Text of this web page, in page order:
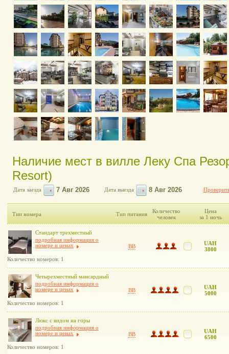
Наличие мест в вилле Леку Спа
Resort)
Дата заезда Дата выезда
Тип номера Тип питания
Количество
человек
Цена
за 1 ночь
Стандарт трехместный
подробная информация о
номере и ценах
Количество номеров: 1
BB
UAH
3800
Четырехместный мансардный
подробная информация о
номере и ценах
Количество номеров: 1
BB
UAH
5000
Люкс с видом на горы
подробная информация о
номере и ценах
Количество номеров: 1
BB
UAH
6500